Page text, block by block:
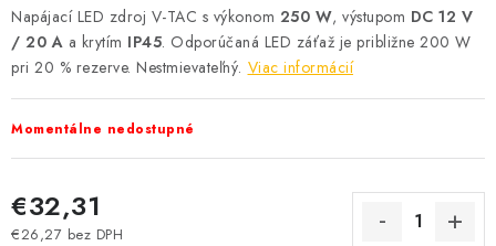
Reklamácie a formulár na odstúpenie od zmluvy
Podmienky ochrany osobných údajov
Napájací LED zdroj V-TAC s výkonom 250 W, výstupom DC 12 V
/ 20 A a krytím IP45. Odporúčaná LED záťaž je približne 200 W
pri 20 % rezerve. Nestmievateľný. Viac informácií
Momentálne nedostupné
€32,31
€26,27 bez DPH